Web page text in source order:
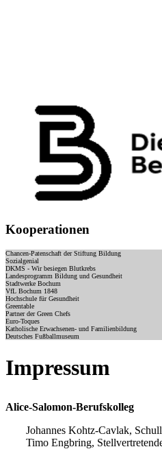
Kooperationen
Chancen-Patenschaft der Stiftung Bildung
Sozialgenial
DKMS - Wir besiegen Blutkrebs
Landesprogramm Bildung und Gesundheit
Stadtwerke Bochum
VfL Bochum 1848
Hochschule für Gesundheit
Greentable
Partner der Green Chefs
Euro-Toques
Katholische Erwachsenen- und Familienbildung
Deutsches Fußballmuseum
Impressum
Alice-Salomon-Berufskolleg
Johannes Kohtz-Cavlak,
Timo Engbring,